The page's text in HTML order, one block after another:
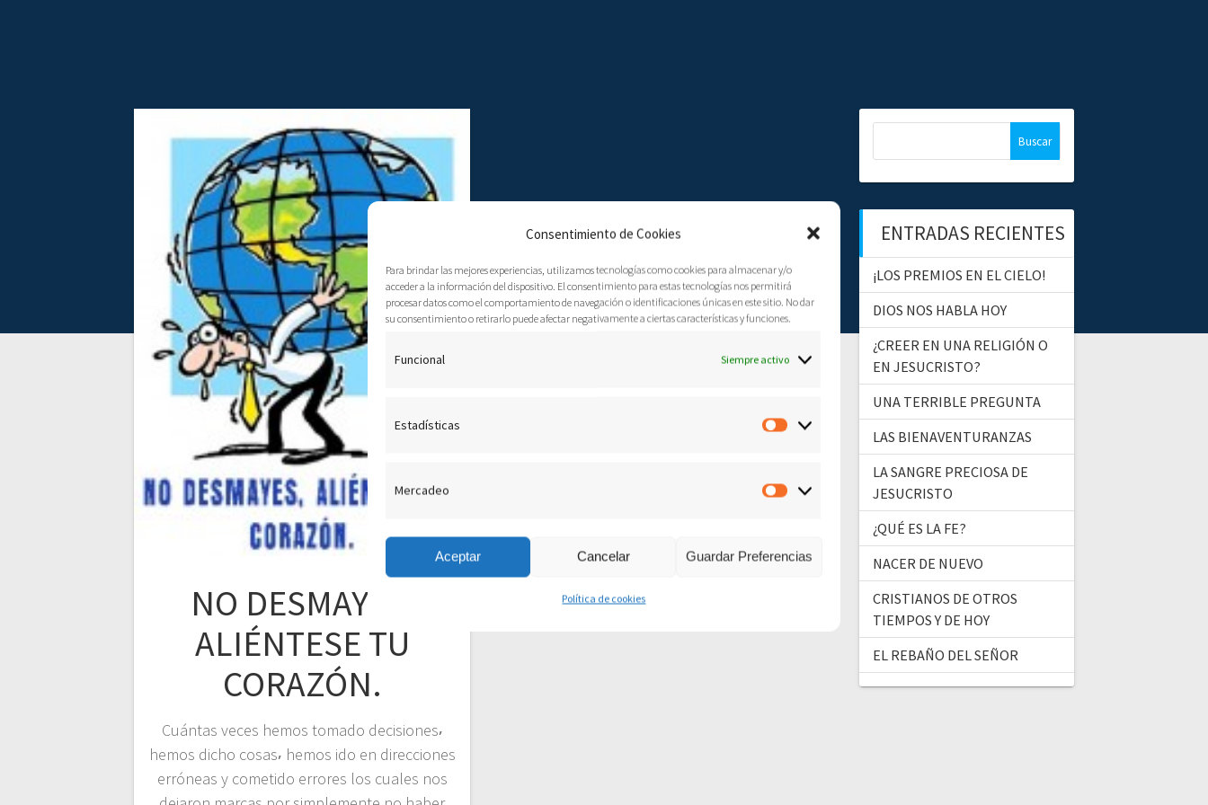
Consentimiento de Cookies
Para brindar las mejores experiencias, utilizamos tecnologías como cookies para almacenar y/o
acceder a la información del dispositivo. El consentimiento para estas tecnologías nos permitirá
procesar datos como el comportamiento de navegación o identificaciones únicas en este sitio. No dar
su consentimiento o retirarlo puede afectar negativamente a ciertas características y funciones.
Funcional Siempre activo
Estadísticas
Estadísticas
Mercadeo
Mercadeo
Aceptar Cancelar Guardar Preferencias
Política de cookies
NO DESMAYES,
ALIÉNTESE TU
CORAZÓN.
Cuántas veces hemos tomado decisiones⸴
hemos dicho cosas⸴ hemos ido en direcciones
erróneas y cometido errores los cuales nos
a
:
ENTRADAS RECIENTES
¡LOS PREMIOS EN EL CIELO!
DIOS NOS HABLA HOY
¿CREER EN UNA RELIGIÓN O
EN JESUCRISTO?
UNA TERRIBLE PREGUNTA
LAS BIENAVENTURANZAS
LA SANGRE PRECIOSA DE
JESUCRISTO
¿QUÉ ES LA FE?
NACER DE NUEVO
CRISTIANOS DE OTROS
TIEMPOS Y DE HOY
EL REBAÑO DEL SEÑOR